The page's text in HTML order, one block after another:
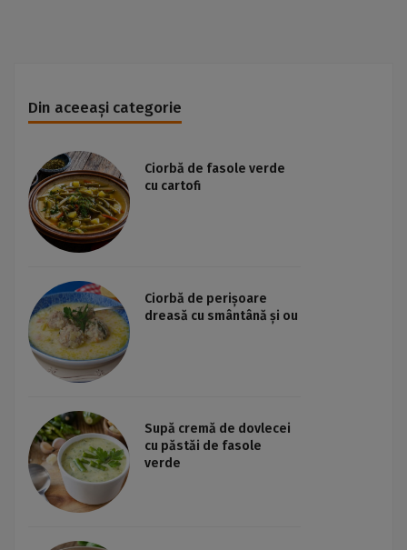
Din aceeași categorie
Ciorbă de fasole verde
cu cartofi
Ciorbă de perișoare
dreasă cu smântână și ou
Supă cremă de dovlecei
cu păstăi de fasole
verde